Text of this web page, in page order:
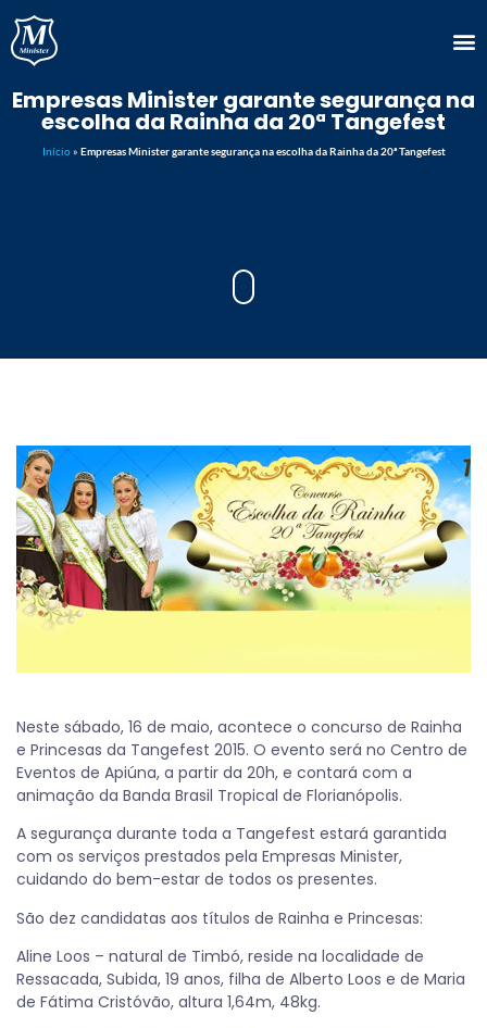
Empresas Minister garante segurança na
escolha da Rainha da 20ª Tangefest
Início » Empresas Minister garante segurança na escolha da Rainha da 20ª Tangefest
Neste sábado, 16 de maio, acontece o concurso de Rainha
e Princesas da Tangefest 2015. O evento será no Centro de
Eventos de Apiúna, a partir da 20h, e contará com a
animação da Banda Brasil Tropical de Florianópolis.
A segurança durante toda a Tangefest estará garantida
com os serviços prestados pela Empresas Minister,
cuidando do bem-estar de todos os presentes.
São dez candidatas aos títulos de Rainha e Princesas:
Aline Loos – natural de Timbó, reside na localidade de
Ressacada, Subida, 19 anos, filha de Alberto Loos e de Maria
de Fátima Cristóvão, altura 1,64m, 48kg.